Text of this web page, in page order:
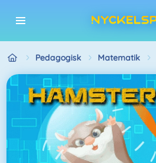
Pedagogisk Matematik